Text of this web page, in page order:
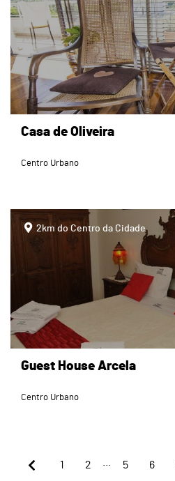
Casa de Oliveira
Centro Urbano
page
2km do Centro da Cidade
Guest House Arcela
Centro Urbano
1 2 5 6